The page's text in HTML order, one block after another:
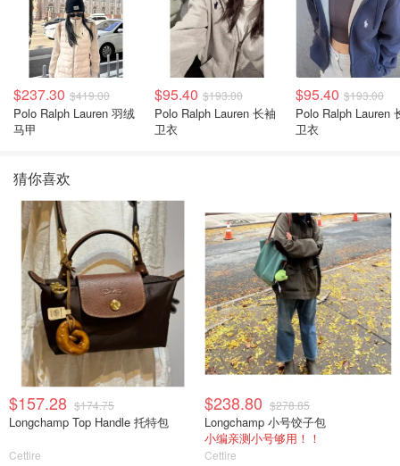
$237.30 $419.00
Polo Ralph Lauren 羽绒
马甲
$95.40 $193.00
Polo Ralph Lauren 长袖
卫衣
$95.40 $193.00
Polo Ralph Lauren 长袖
卫衣
猜你喜欢
$157.28 $174.75
Longchamp Top Handle 托特包
Cettire
$238.80 $278.85
Longchamp 小号饺子包
小编亲测小号够用！！
Cettire